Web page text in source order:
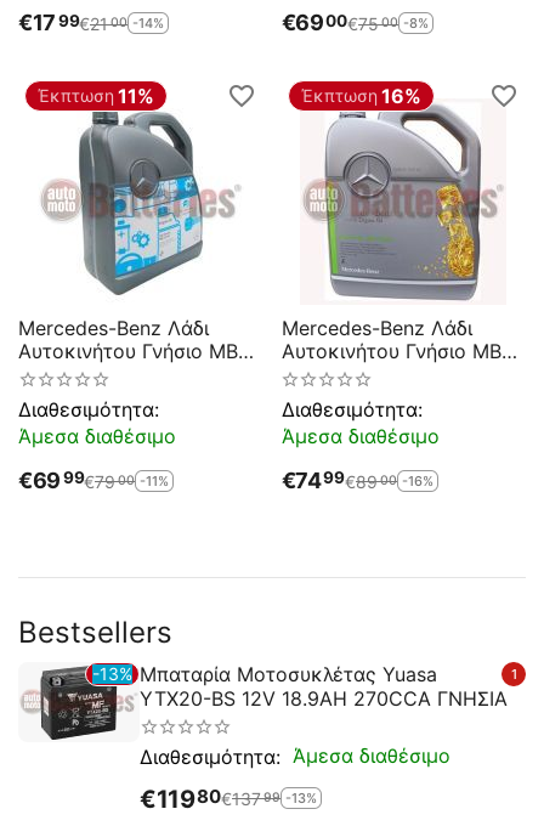
€1799€2100 -14% €6900€7500 -8%
Έκπτωση 11%
Mercedes-Benz Λάδι
Αυτοκινήτου Γνήσιο MB
229.51 5W-30 5lt
Διαθεσιμότητα:
Άμεσα διαθέσιμο
€6999€7900 -11%
Έκπτωση 16%
Mercedes-Benz Λάδι
Αυτοκινήτου Γνήσιο MB
229.52 5W-30 5lt
Διαθεσιμότητα:
Άμεσα διαθέσιμο
€7499€8900 -16%
Bestsellers
13% 1
Μπαταρία Μοτοσυκλέτας Yuasa
YTX20-BS 12V 18.9AH 270CCA ΓΝΗΣΙΑ
Διαθεσιμότητα: Άμεσα διαθέσιμο
€11980€13799 -13%